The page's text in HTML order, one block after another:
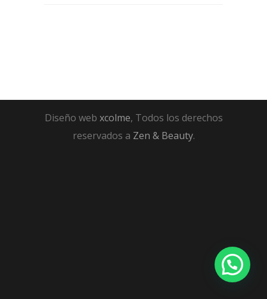
Diseño web xcolme, Todos los derechos
reservados a Zen & Beauty.